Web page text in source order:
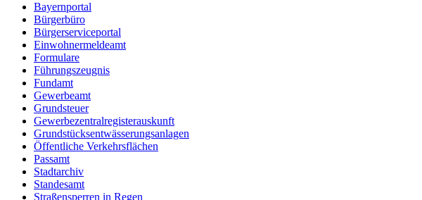
Bayernportal
Bürgerbüro
Bürgerserviceportal
Einwohnermeldeamt
Formulare
Führungszeugnis
Fundamt
Gewerbeamt
Grundsteuer
Gewerbezentralregisterauskunft
Grundstücksentwässerungsanlagen
Öffentliche Verkehrsflächen
Passamt
Stadtarchiv
Standesamt
Straßensperren in Regen